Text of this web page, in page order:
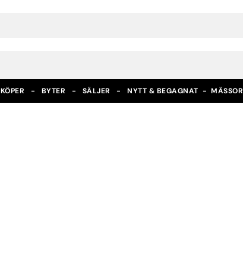
KÖPER - BYTER - SÄLJER - NYTT & BEGAGNAT -MÄSSOR